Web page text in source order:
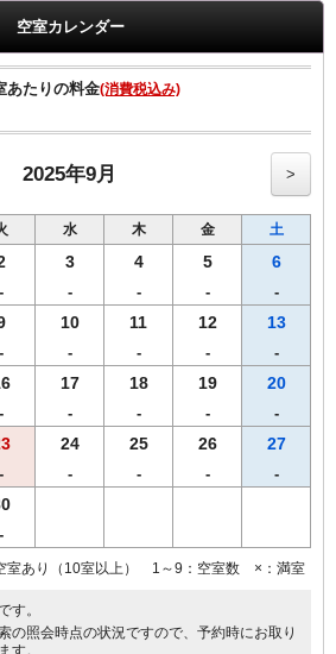
のみのご利用になりました場合は通常料金
ご注意ください。
付き
ズの中から2点お選びいただけます。
更する場合がございますのでご了承くださ
いただけませんので、他のプランにてご予
てホテルオリジナル挽きたてコーヒーをご
接続可能（Wi-Fi・有線LAN）
空室カレンダー
あたりの料金(消費税込み)
2025年9月 >
水 木 金 土
-
3
-
4
-
5
-
6
-
-
10
-
11
-
12
-
13
-
-
17
-
18
-
19
-
20
-
-
24
-
25
-
26
-
27
-
-
室あり（10室以上） 1～9：空室数 ×：満室
す。
の照会時点の状況ですので、予約時にお取り